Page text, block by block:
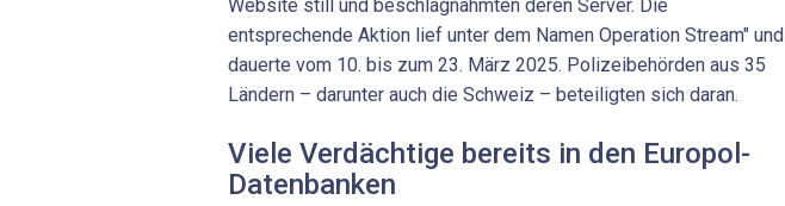
Website still und beschlagnahmten deren Server. Die
entsprechende Aktion lief unter dem Namen Operation Stream" und
dauerte vom 10. bis zum 23. März 2025. Polizeibehörden aus 35
Ländern – darunter auch die Schweiz – beteiligten sich daran.
Viele Verdächtige bereits in den Europol-
Datenbanken